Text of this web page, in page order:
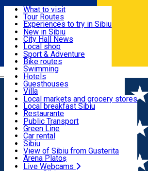
Română
Useful info
Activities & Adventure
Accommodation
Food, Drinks & Nightlife
Transport & Parking
Live Webcams
What to visit
Tour Routes
Experiences to try in Sibiu
Podcast
Culture
Museums
Churches
Parks, Zoo
County of Sibiu
New in Sibiu
City Hall News
Local shop
Sibiu artisans
Sibiul Verde
Public services
Education
How do I get to Sibiu
Tourist Info
Tour Guides
Guided tours
Publicații locale
Beauty salons
Sport & Adventure
Bike routes
Swimming
Riding
Indoor activities
Loc de joacă indoor
Loc de joacă outdoor
Ski
Ice skating
Yoga
Hotels
Guesthouses
Villa
Hostels
Motel
Camping
Renting rooms
Rooms for rent
Accommodation outside Sibiu
Local markets and grocery stores
Local breakfast Sibiu
Restaurante
Pizza
Fast Food
Coffee
Sweets
Pub, Bar
Night clubs
Bakeries
Public Transport
Green Line
Car rental
Rent a bike
Scooter rentals
Taxi
Ride Sharing
Sibiu
View of Sibiu from Gusterita
Arena Platoș
Live Webcams